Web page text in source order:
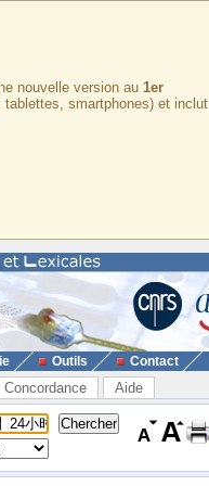
nouvelle version au 1er
tablettes, smartphones) et inclut
Outils Contact
Concordance Aide